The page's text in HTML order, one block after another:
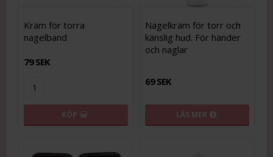
Lägg till i favoritlistan
Kräm för torra
nagelband
79 SEK
KÖP
Nagelkräm för torr och
känslig hud. För händer
och naglar
69 SEK
LÄS MER